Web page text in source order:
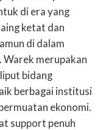
di era yang
ketat dan
di dalam
merupakan
bidang
berbagai institusi
ekonomi.
support penuh